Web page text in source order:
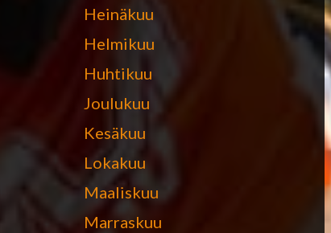
Heinäkuu
Helmikuu
Huhtikuu
Joulukuu
Kesäkuu
Lokakuu
Maaliskuu
Marraskuu